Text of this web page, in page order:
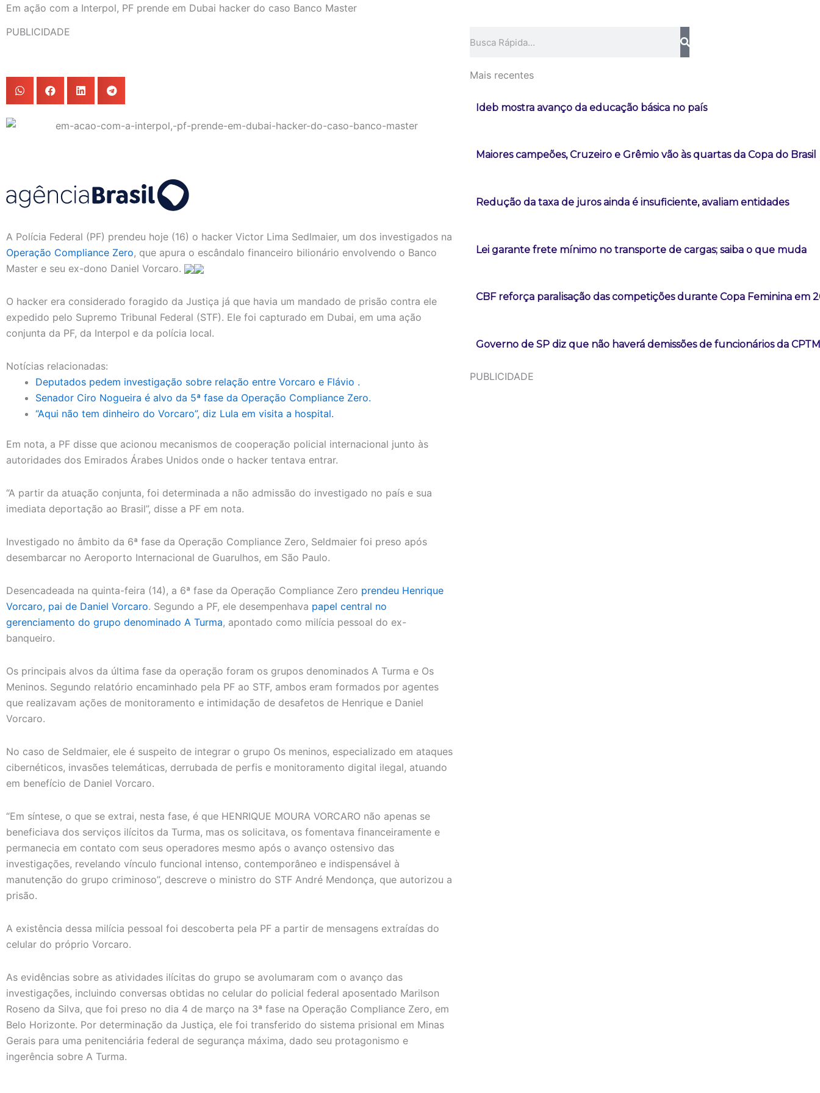
Em ação com a Interpol, PF prende em Dubai hacker do caso Banco Master
PUBLICIDADE
A Polícia Federal (PF) prendeu hoje (16) o hacker Victor Lima Sedlmaier, um dos investigados na
Operação Compliance Zero, que apura o escândalo financeiro bilionário envolvendo o Banco
Master e seu ex-dono Daniel Vorcaro.
O hacker era considerado foragido da Justiça já que havia um mandado de prisão contra ele
expedido pelo Supremo Tribunal Federal (STF). Ele foi capturado em Dubai, em uma ação
conjunta da PF, da Interpol e da polícia local.
Notícias relacionadas:
Deputados pedem investigação sobre relação entre Vorcaro e Flávio .
Senador Ciro Nogueira é alvo da 5ª fase da Operação Compliance Zero.
“Aqui não tem dinheiro do Vorcaro”, diz Lula em visita a hospital.
Em nota, a PF disse que acionou mecanismos de cooperação policial internacional junto às
autoridades dos Emirados Árabes Unidos onde o hacker tentava entrar.
“A partir da atuação conjunta, foi determinada a não admissão do investigado no país e sua
imediata deportação ao Brasil”, disse a PF em nota.
Investigado no âmbito da 6ª fase da Operação Compliance Zero, Seldmaier foi preso após
desembarcar no Aeroporto Internacional de Guarulhos, em São Paulo.
Desencadeada na quinta-feira (14), a 6ª fase da Operação Compliance Zero prendeu Henrique
Vorcaro, pai de Daniel Vorcaro. Segundo a PF, ele desempenhava papel central no
gerenciamento do grupo denominado A Turma, apontado como milícia pessoal do ex-
banqueiro.
Os principais alvos da última fase da operação foram os grupos denominados A Turma e Os
Meninos. Segundo relatório encaminhado pela PF ao STF, ambos eram formados por agentes
que realizavam ações de monitoramento e intimidação de desafetos de Henrique e Daniel
Vorcaro.
No caso de Seldmaier, ele é suspeito de integrar o grupo Os meninos, especializado em ataques
cibernéticos, invasões telemáticas, derrubada de perfis e monitoramento digital ilegal, atuando
em benefício de Daniel Vorcaro.
“Em síntese, o que se extrai, nesta fase, é que HENRIQUE MOURA VORCARO não apenas se
beneficiava dos serviços ilícitos da Turma, mas os solicitava, os fomentava financeiramente e
permanecia em contato com seus operadores mesmo após o avanço ostensivo das
investigações, revelando vínculo funcional intenso, contemporâneo e indispensável à
manutenção do grupo criminoso”, descreve o ministro do STF André Mendonça, que autorizou a
prisão.
A existência dessa milícia pessoal foi descoberta pela PF a partir de mensagens extraídas do
celular do próprio Vorcaro.
As evidências sobre as atividades ilícitas do grupo se avolumaram com o avanço das
investigações, incluindo conversas obtidas no celular do policial federal aposentado Marilson
Roseno da Silva, que foi preso no dia 4 de março na 3ª fase na Operação Compliance Zero, em
Belo Horizonte. Por determinação da Justiça, ele foi transferido do sistema prisional em Minas
Gerais para uma penitenciária federal de segurança máxima, dado seu protagonismo e
ingerência sobre A Turma.
Mais recentes
Ideb mostra avanço da educação básica no país
Maiores campeões, Cruzeiro e Grêmio vão às quartas da Copa do Brasil
Redução da taxa de juros ainda é insuficiente, avaliam entidades
Lei garante frete mínimo no transporte de cargas; saiba o que muda
CBF reforça paralisação das competições durante Copa Feminina em
Governo de SP diz que não haverá demissões de funcionários da CPTM
PUBLICIDADE